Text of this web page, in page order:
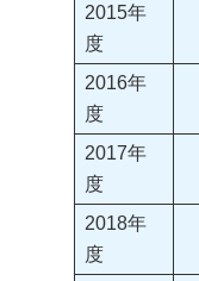
2015年
度
2016年
度
2017年
度
2018年
度